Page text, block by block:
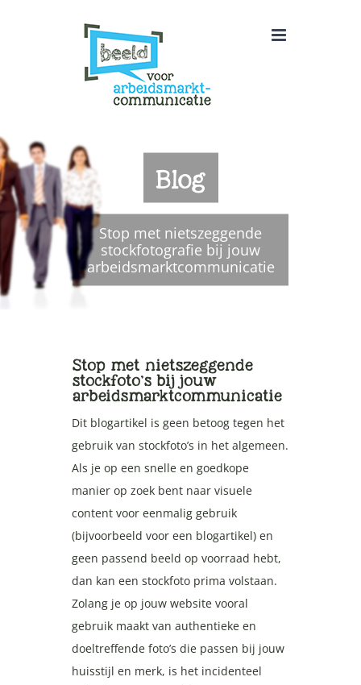
Blog
Stop met nietszeggende
stockfotografie bij jouw
arbeidsmarktcommunicatie
Stop met nietszeggende
stockfoto’s bij jouw
arbeidsmarktcommunicatie
Dit blogartikel is geen betoog tegen het
gebruik van stockfoto’s in het algemeen.
Als je op een snelle en goedkope
manier op zoek bent naar visuele
content voor eenmalig gebruik
(bijvoorbeeld voor een blogartikel) en
geen passend beeld op voorraad hebt,
dan kan een stockfoto prima volstaan.
Zolang je op jouw website vooral
gebruik maakt van authentieke en
doeltreffende foto’s die passen bij jouw
huisstijl en merk, is het incidenteel